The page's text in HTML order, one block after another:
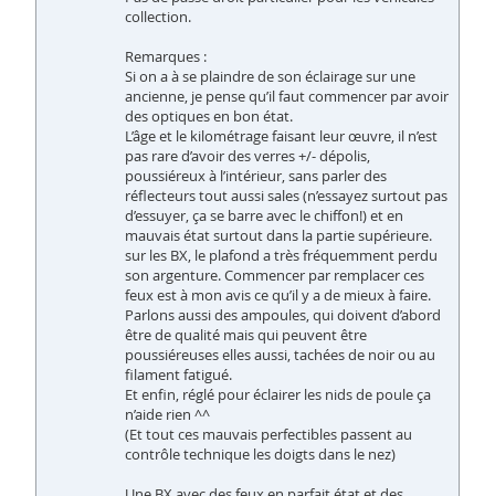
collection.
Remarques :
Si on a à se plaindre de son éclairage sur une
ancienne, je pense qu’il faut commencer par avoir
des optiques en bon état.
L’âge et le kilométrage faisant leur œuvre, il n’est
pas rare d’avoir des verres +/- dépolis,
poussiéreux à l’intérieur, sans parler des
réflecteurs tout aussi sales (n’essayez surtout pas
d’essuyer, ça se barre avec le chiffon!) et en
mauvais état surtout dans la partie supérieure.
sur les BX, le plafond a très fréquemment perdu
son argenture. Commencer par remplacer ces
feux est à mon avis ce qu’il y a de mieux à faire.
Parlons aussi des ampoules, qui doivent d’abord
être de qualité mais qui peuvent être
poussiéreuses elles aussi, tachées de noir ou au
filament fatigué.
Et enfin, réglé pour éclairer les nids de poule ça
n’aide rien ^^
(Et tout ces mauvais perfectibles passent au
contrôle technique les doigts dans le nez)